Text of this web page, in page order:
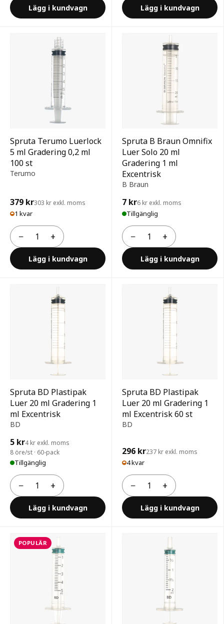
Lägg i kundvagn Lägg i kundvagn
Spruta Terumo Luerlock
5 ml Gradering 0,2 ml
100 st
Terumo
379 kr303 kr exkl. moms
1 kvar
−
Antal +
Lägg i kundvagn
Spruta B Braun Omnifix
Luer Solo 20 ml
Gradering 1 ml
Excentrisk
B Braun
7 kr6 kr exkl. moms
Tillgänglig
−
Antal +
Lägg i kundvagn
Spruta BD Plastipak
Luer 20 ml Gradering 1
ml Excentrisk
BD
5 kr4 kr exkl. moms
8 öre/st · 60-pack
Tillgänglig
−
Antal +
Lägg i kundvagn
Spruta BD Plastipak
Luer 20 ml Gradering 1
ml Excentrisk 60 st
BD
296 kr237 kr exkl. moms
4 kvar
−
Antal +
Lägg i kundvagn
POPULÄR